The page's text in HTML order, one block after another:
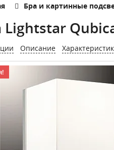
Бра и картинные
Lightstar
Описание